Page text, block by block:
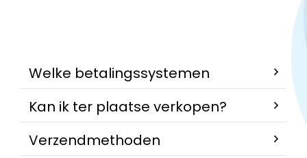
Welke betalingssystemen
Kan ik ter plaatse verkopen?
Verzendmethoden